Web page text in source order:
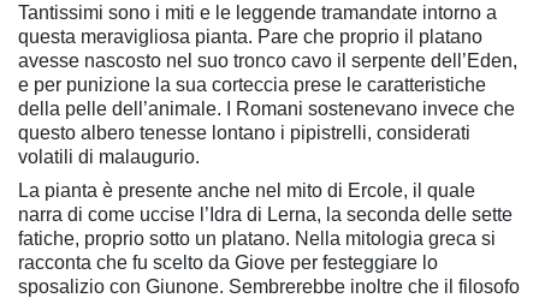
Tantissimi sono i miti e le leggende tramandate intorno a
questa meravigliosa pianta. Pare che proprio il platano
avesse nascosto nel suo tronco cavo il serpente dell’Eden,
e per punizione la sua corteccia prese le caratteristiche
della pelle dell’animale. I Romani sostenevano invece che
questo albero tenesse lontano i pipistrelli, considerati
volatili di malaugurio.
La pianta è presente anche nel mito di Ercole, il quale
narra di come uccise l’Idra di Lerna, la seconda delle sette
fatiche, proprio sotto un platano. Nella mitologia greca si
racconta che fu scelto da Giove per festeggiare lo
sposalizio con Giunone. Sembrerebbe inoltre che il filosofo